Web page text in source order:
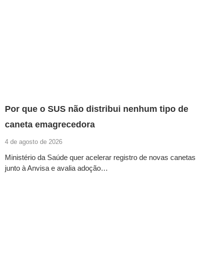
Por que o SUS não distribui nenhum tipo de
caneta emagrecedora
4 de agosto de 2026
Ministério da Saúde quer acelerar registro de novas canetas
junto à Anvisa e avalia adoção…